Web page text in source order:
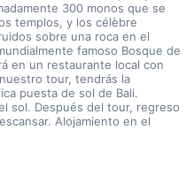
300 monos que se
templos, y los célèbre
sobre una roca en el
famoso Bosque de
en un restaurante local con
tour, tendrás la
puesta de sol de Bali.
sol. Después del tour, regreso
Alojamiento en el